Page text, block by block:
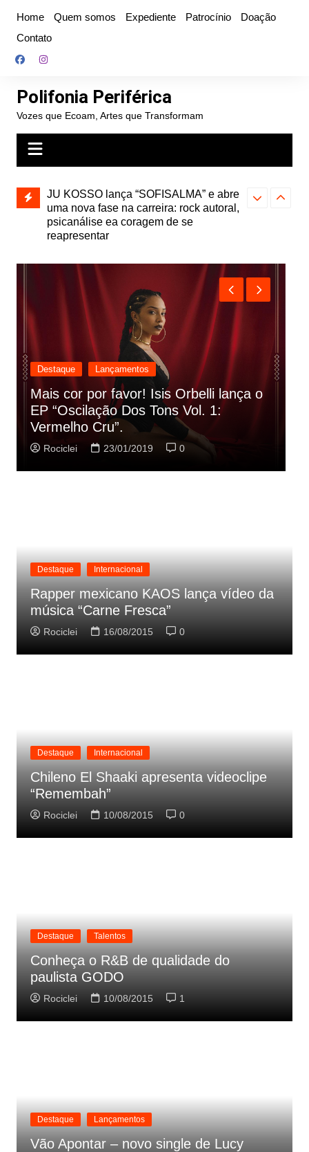
conteúdo
Home Quem somos Expediente Patrocínio
Doação
Contato
Polifonia Periférica
Vozes que Ecoam, Artes que Transformam
e abre
autoral,
Projota relança a mixtape “Projeção”,
de 2010, nas plataformas digitais
Farofa
Destaque Lançamentos
Rashid vai buscar nos HQs as
referencias do clipe de sua nova
música
Rociclei 22/01/2019 0
Destaque Internacional
Rapper mexicano KAOS lança vídeo da
música “Carne Fresca”
Rociclei 16/08/2015 0
Destaque Internacional
Chileno El Shaaki apresenta videoclipe
“Remembah”
Rociclei 10/08/2015 0
Destaque Talentos
Conheça o R&B de qualidade do
paulista GODO
Rociclei 10/08/2015 1
Destaque Lançamentos
Vão Apontar – novo single de Lucy